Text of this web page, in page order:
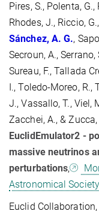
Pires, S., Polenta, G.,
Rhodes, J., Riccio,
Sánchez, A. G.,
Secroun, A., Serrano,
Sureau, F., Tallada
I., Toledo-Moreo, R.,
J., Vassallo, T., Viel,
Zacchei, A., & Zucca,
EuclidEmulator2 -
massive neutrinos
perturbations,
Astronomical
Euclid Collaboration,